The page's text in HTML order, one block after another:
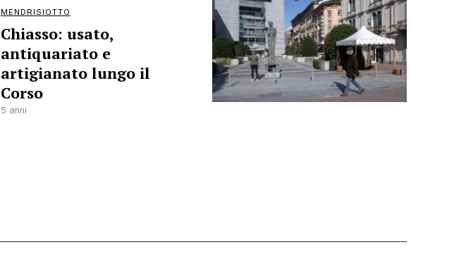
MENDRISIOTTO
Chiasso: usato,
antiquariato e
artigianato lungo il
Corso
5 anni